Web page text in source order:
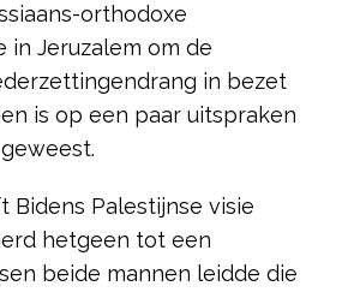
orthodoxe
in Jeruzalem om de
in bezet
is op een paar uitspraken
Bidens Palestijnse visie
hetgeen tot een
beide mannen leidde die